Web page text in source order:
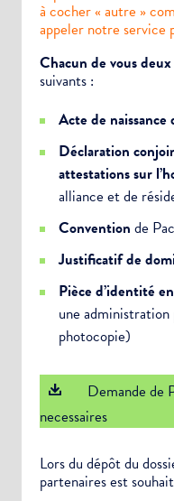
à cocher « autre »
appeler notre service
Chacun de vous deux
suivants :
Acte de
Déclaration
attestations sur
alliance et de
Convention de
Justificatif de
Pièce d’identité
une
photocopie)
Demande de
necessaires
Lors du dépôt du
partenaires est